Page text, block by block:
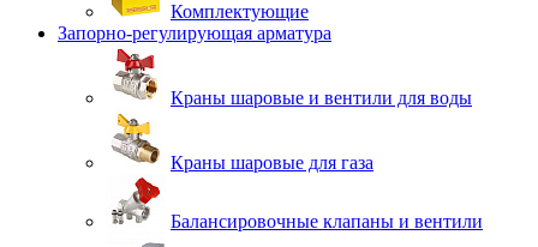
Комплектующие
Запорно-регулирующая арматура
Краны шаровые и вентили для воды
Краны шаровые для газа
Балансировочные клапаны и вентили